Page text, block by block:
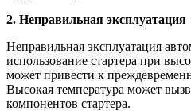
2. Неправильная эксплуатация
Неправильная эксплуатация
использование стартера при
может привести к
Высокая температура может
компонентов стартера.